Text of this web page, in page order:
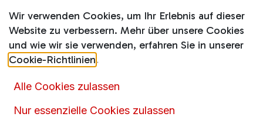
621,13€ inkl. MwSt.1.535,00€
Online nicht vorrätig
Momentan ist dieser Artikel nicht online verfügbar.
Rufen Sie uns an oder senden Sie uns eine
Wir verwenden Cookies, um Ihr Erlebnis auf dieser
Website zu verbessern. Mehr über unsere Cookies
und wie wir sie verwenden, erfahren Sie in unserer
Cookie-Richtlinien.
Alle Cookies zulassen
Nur essenzielle Cookies zulassen